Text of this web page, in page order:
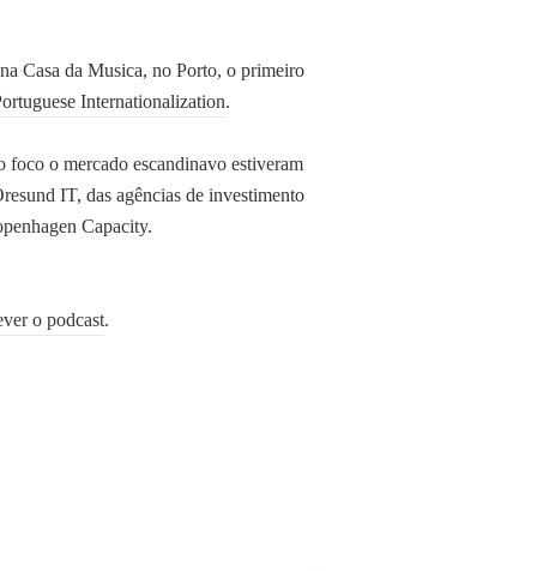
Casa da Musica, no Porto, o primeiro
Internationalization.
foco o mercado escandinavo estiveram
IT, das agências de investimento
Capacity.
o podcast.